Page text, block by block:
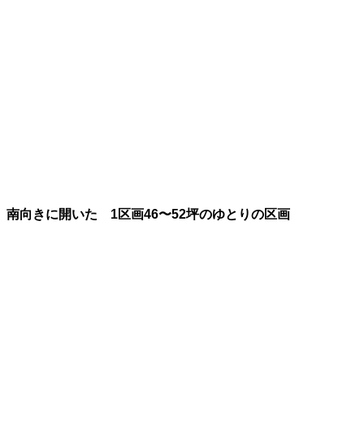
南向きに開いた 1区画46〜52坪のゆとりの区画